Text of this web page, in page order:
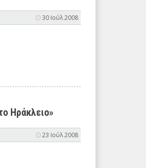
30 Ιούλ 2008
Ηράκλειο»
23 Ιούλ 2008